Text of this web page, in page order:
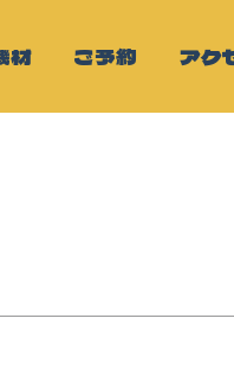
材 ご予約 アク